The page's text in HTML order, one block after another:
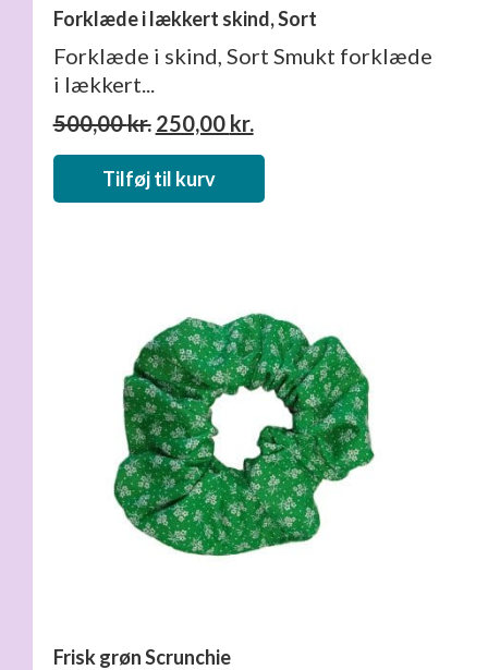
Forklæde i lækkert skind, Sort
Forklæde i skind, Sort Smukt forklæde
i lækkert...
500,00kr. Den
oprindelige
pris
var:
250,00 kr.Den
aktuelle
er:
Tilføj til kurv
Frisk grøn Scrunchie